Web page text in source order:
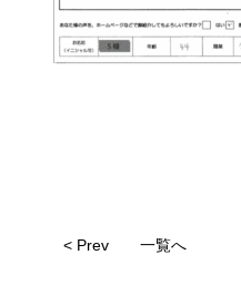
< Prev 一覧へ